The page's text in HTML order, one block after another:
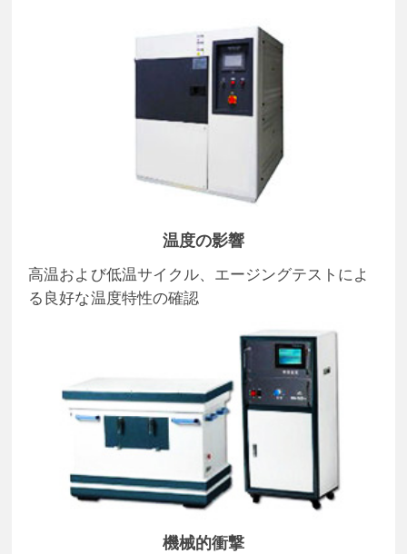
温度の影響
高温および低温サイクル、エージングテストによ
る良好な温度特性の確認
機械的衝撃